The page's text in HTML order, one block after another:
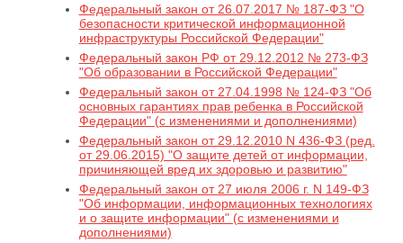
Федеральный закон от 26.07.2017 № 187-ФЗ "О
безопасности критической информационной
инфраструктуры Российской Федерации"
Федеральный закон РФ от 29.12.2012 № 273-ФЗ
"Об образовании в Российской Федерации"
Федеральный закон от 27.04.1998 № 124-ФЗ "Об
основных гарантиях прав ребенка в Российской
Федерации" (с изменениями и дополнениями)
Федеральный закон от 29.12.2010 N 436-ФЗ (ред.
от 29.06.2015) "О защите детей от информации,
причиняющей вред их здоровью и развитию"
Федеральный закон от 27 июля 2006 г. N 149-ФЗ
"Об информации, информационных технологиях
и о защите информации" (с изменениями и
дополнениями)